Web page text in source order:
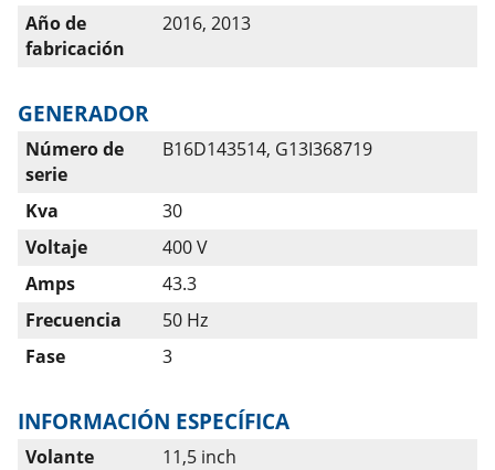
Año de
fabricación
2016, 2013
GENERADOR
Número de
serie
B16D143514, G13I368719
Kva
30
Voltaje
400 V
Amps
43.3
Frecuencia
50 Hz
Fase
3
INFORMACIÓN ESPECÍFICA
Volante
11,5 inch